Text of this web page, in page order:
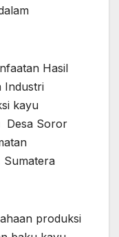
Hasil
Industri
kayu
Desa Soror
Sumatera
produksi